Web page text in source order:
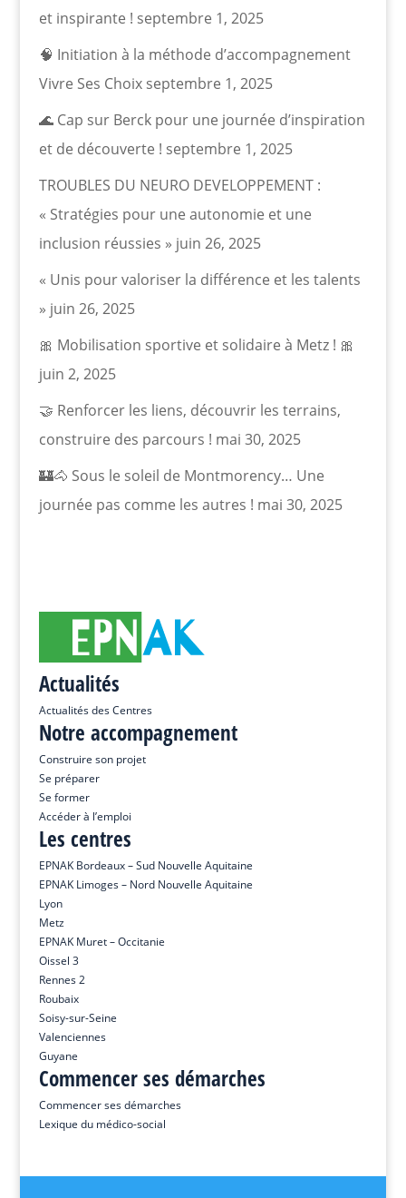
et inspirante ! septembre 1, 2025
🧠 Initiation à la méthode d’accompagnement
Vivre Ses Choix septembre 1, 2025
🌊 Cap sur Berck pour une journée d’inspiration
et de découverte ! septembre 1, 2025
TROUBLES DU NEURO DEVELOPPEMENT :
« Stratégies pour une autonomie et une
inclusion réussies » juin 26, 2025
« Unis pour valoriser la différence et les talents
» juin 26, 2025
🎀 Mobilisation sportive et solidaire à Metz ! 🎀
juin 2, 2025
🤝 Renforcer les liens, découvrir les terrains,
construire des parcours ! mai 30, 2025
🏰🐴 Sous le soleil de Montmorency… Une
journée pas comme les autres ! mai 30, 2025
Actualités
Actualités des Centres
Notre accompagnement
Construire son projet
Se préparer
Se former
Accéder à l’emploi
Les centres
EPNAK Bordeaux – Sud Nouvelle Aquitaine
EPNAK Limoges – Nord Nouvelle Aquitaine
Lyon
Metz
EPNAK Muret – Occitanie
Oissel 3
Rennes 2
Roubaix
Soisy-sur-Seine
Valenciennes
Guyane
Commencer ses démarches
Commencer ses démarches
Lexique du médico-social